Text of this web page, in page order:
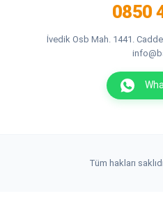
0850
İvedik Osb Mah. 1441.
Tüm hakları